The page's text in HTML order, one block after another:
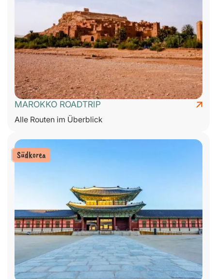
MAROKKO ROADTRIP
Alle Routen im Überblick
Südkorea